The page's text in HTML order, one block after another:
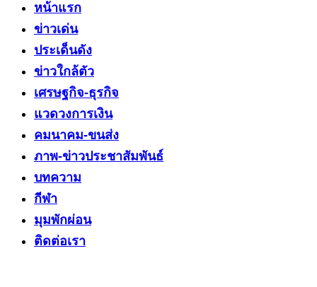
หน้าแรก
ข่าวเด่น
ประเด็นดัง
ข่าวใกล้ตัว
เศรษฐกิจ-ธุรกิจ
แวดวงการเงิน
คมนาคม-ขนส่ง
ภาพ-ข่าวประชาสัมพันธ์
บทความ
กีฬา
มุมพักผ่อน
ติดต่อเรา